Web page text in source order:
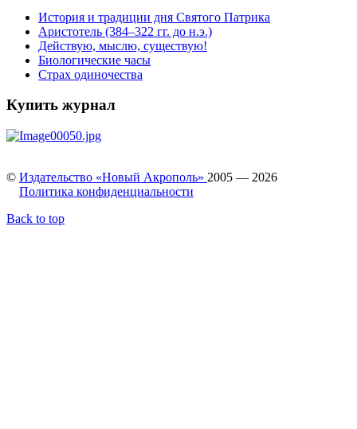
История и традиции дня Святого Патрика
Аристотель (384–322 гг. до н.э.)
Действую, мыслю, существую!
Биологические часы
Страх одиночества
Купить журнал
© Издательство «Новый Акрополь» 2005 — 2026
Политика конфиденциальности
Back to top